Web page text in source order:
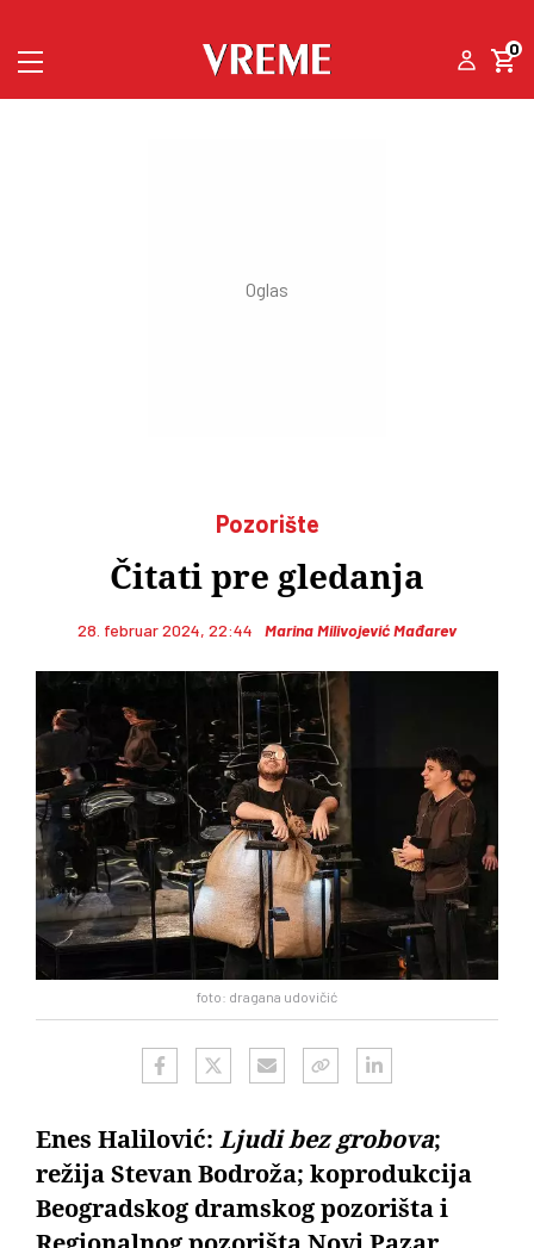
0
Pozorište
Čitati pre gledanja
28. februar 2024, 22:44 Marina Milivojević Mađarev
foto: dragana udovičić
Enes Halilović: Ljudi bez grobova;
režija Stevan Bodroža; koprodukcija
Beogradskog dramskog pozorišta i